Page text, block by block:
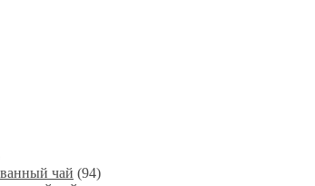
чай (94)